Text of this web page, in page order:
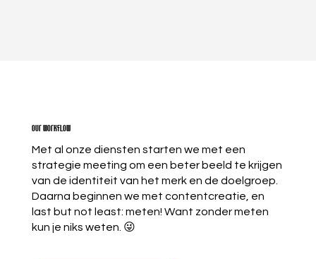
Our workflow
Met al onze diensten starten we met een
strategie meeting om een beter beeld te krijgen
van de identiteit van het merk en de doelgroep.
Daarna beginnen we met contentcreatie, en
last but not least: meten! Want zonder meten
kun je niks weten. 😜